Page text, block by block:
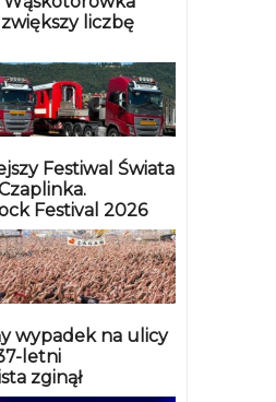
liczbę
Festiwal Świata
Festival 2026
wypadek na ulicy
letni
zginął